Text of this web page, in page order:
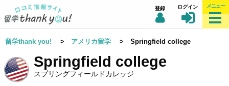
登録 ログイン メニュー
留学thank you! > アメリカ留学 > Springfield college
Springfield college
スプリングフィールドカレッジ